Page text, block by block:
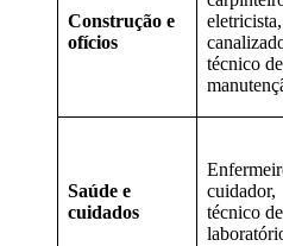
Construção e
ofícios
eletricista,
técnico de
Saúde e
cuidados
cuidador,
técnico de